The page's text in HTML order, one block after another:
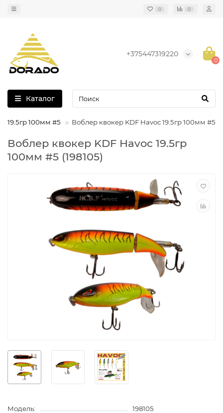
0 0
+375447319220
0
Каталог
19.5гр 100мм #5 Воблер квокер KDF Havoc 19.5гр 100мм #5
Воблер квокер KDF Havoc 19.5гр
100мм #5 (198105)
Модель:
198105